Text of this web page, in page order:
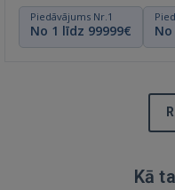
Piedāvājums Nr.1
No 1 līdz 99999€
Kā